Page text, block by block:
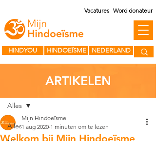
HINDOEÏSME
HINDYOU NEDERLAND
Vacatures Word donateur
Alles
Alles
Welkom bij Mijn Hindoeïsme
Mijn Hindoeïsme
1 aug 2020 1 minuten om te lezen
ARTIKELEN